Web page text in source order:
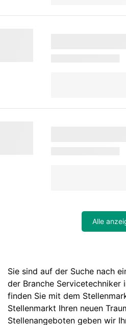
Alle
Sie sind auf der Suche nach
der Branche Servicetechniker
finden Sie mit dem
Stellenmarkt Ihren neuen
Stellenangeboten geben wir